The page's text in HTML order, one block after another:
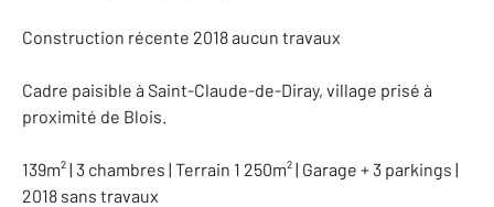
Construction récente 2018 aucun travaux
Cadre paisible à Saint-Claude-de-Diray, village prisé à
proximité de Blois.
139m² | 3 chambres | Terrain 1 250m² | Garage + 3 parkings |
2018 sans travaux